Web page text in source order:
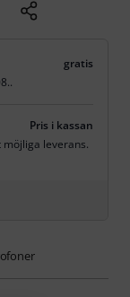
gratis
.
Pris i kassan
leverans.